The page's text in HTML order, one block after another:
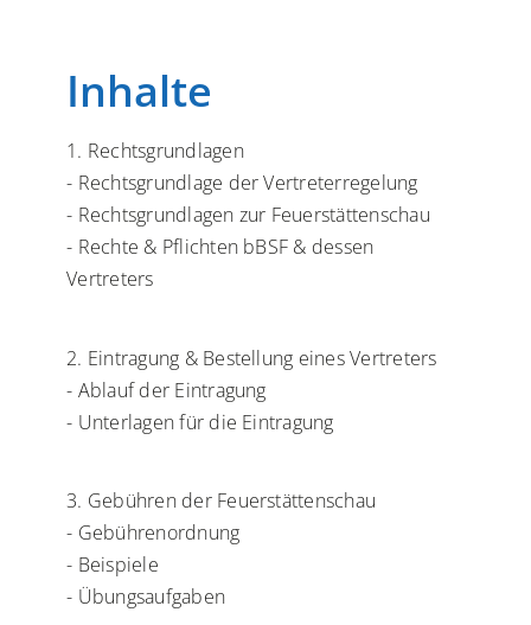
Inhalte
1. Rechtsgrundlagen
- Rechtsgrundlage der Vertreterregelung
- Rechtsgrundlagen zur Feuerstättenschau
- Rechte & Pflichten bBSF & dessen
Vertreters
2. Eintragung & Bestellung eines Vertreters
- Ablauf der Eintragung
- Unterlagen für die Eintragung
3. Gebühren der Feuerstättenschau
- Gebührenordnung
- Beispiele
- Übungsaufgaben